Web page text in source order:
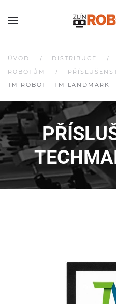
ÚVOD DISTRIBUCE
ROBOTŮM
TM ROBOT - TM LANDMARK